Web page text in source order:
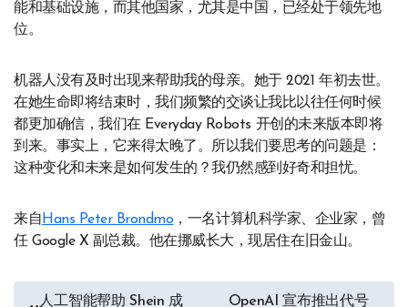
能和基础设施，而其他国家，尤其是中国，已经处于领先地
位。
机器人没有及时出现来帮助我的母亲。她于 2021 年初去世。
在她生命即将结束时，我们频繁的交谈让我比以往任何时候
都更加确信，我们在 Everyday Robots 开创的未来版本即将
到来。事实上，它来得太晚了。所以我们要思考的问题是：
这种变化和未来是如何发生的？我仍然感到好奇和担忧。
来自 Hans Peter Brondmo，一名计算机科学家、企业家，曾
任 Google X 副总裁。他在挪威长大，现居住在旧金山。
人工智能帮助 Shein 成
OpenAI 宣布推出代号